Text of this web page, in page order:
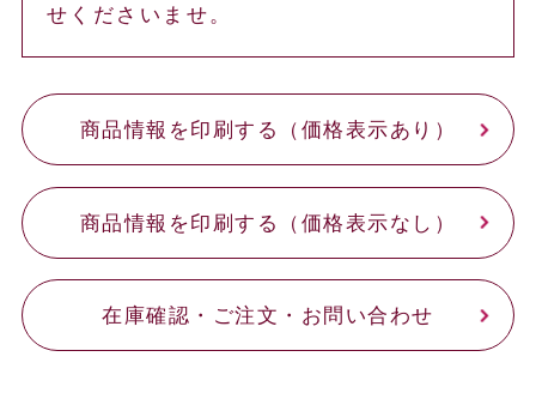
せくださいませ。
商品情報を印刷する（価格表示あり）
商品情報を印刷する（価格表示なし）
在庫確認・ご注文・お問い合わせ